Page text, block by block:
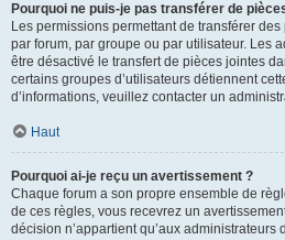
Pourquoi ne puis-je pas transférer de
Les permissions permettant de transférer
par forum, par groupe ou par utilisateur. Les
être désactivé le transfert de pièces jointes
certains groupes d’utilisateurs détiennent
d’informations, veuillez contacter un
Haut
Pourquoi ai-je reçu un avertissement ?
Chaque forum a son propre ensemble de
de ces règles, vous recevrez un
décision n’appartient qu’aux administrateurs